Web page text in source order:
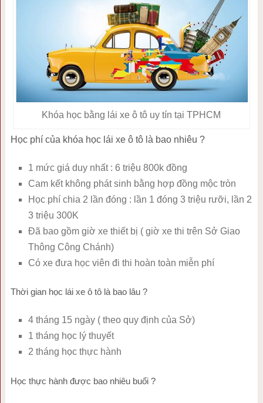
Khóa học bằng lái xe ô tô uy tín tại TPHCM
Học phí của khóa học lái xe ô tô là bao nhiêu ?
1 mức giá duy nhất : 6 triệu 800k đồng
Cam kết không phát sinh bằng hợp đồng mộc tròn
Học phí chia 2 lần đóng : lần 1 đóng 3 triệu rưỡi, lần 2
3 triệu 300K
Đã bao gồm giờ xe thiết bị ( giờ xe thi trên Sở Giao
Thông Công Chánh)
Có xe đưa học viên đi thi hoàn toàn miễn phí
Thời gian học lái xe ô tô là bao lâu ?
4 tháng 15 ngày ( theo quy định của Sở)
1 tháng học lý thuyết
2 tháng học thực hành
Học thực hành được bao nhiêu buổi ?